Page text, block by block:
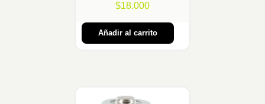
$18.000
Añadir al carrito